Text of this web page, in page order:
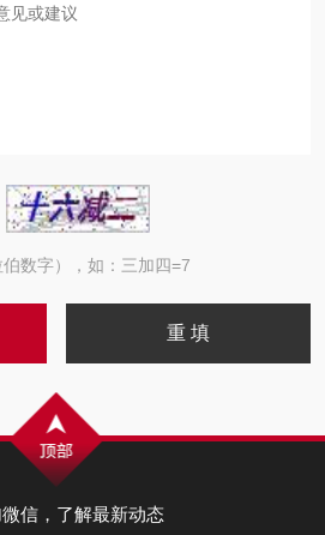
数字），如：三加四=7
信，了解最新动态